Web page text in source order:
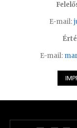
E-mail:
E-mail: